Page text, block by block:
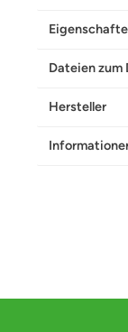
Dateien zum
Hersteller